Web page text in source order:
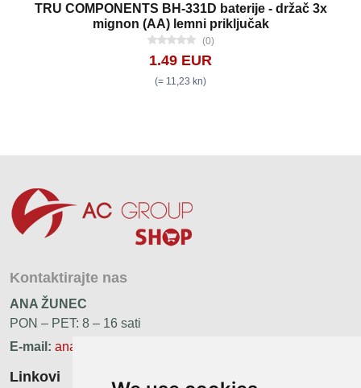
TRU COMPONENTS BH-331D baterije - držač 3x
mignon (AA) lemni priključak
(0)
1.49 EUR
(= 11,23 kn)
Kontaktirajte nas
ANA ŽUNEC
PON – PET: 8 – 16 sati
E-mail: ana.zunec@ac-group.hr
Linkovi